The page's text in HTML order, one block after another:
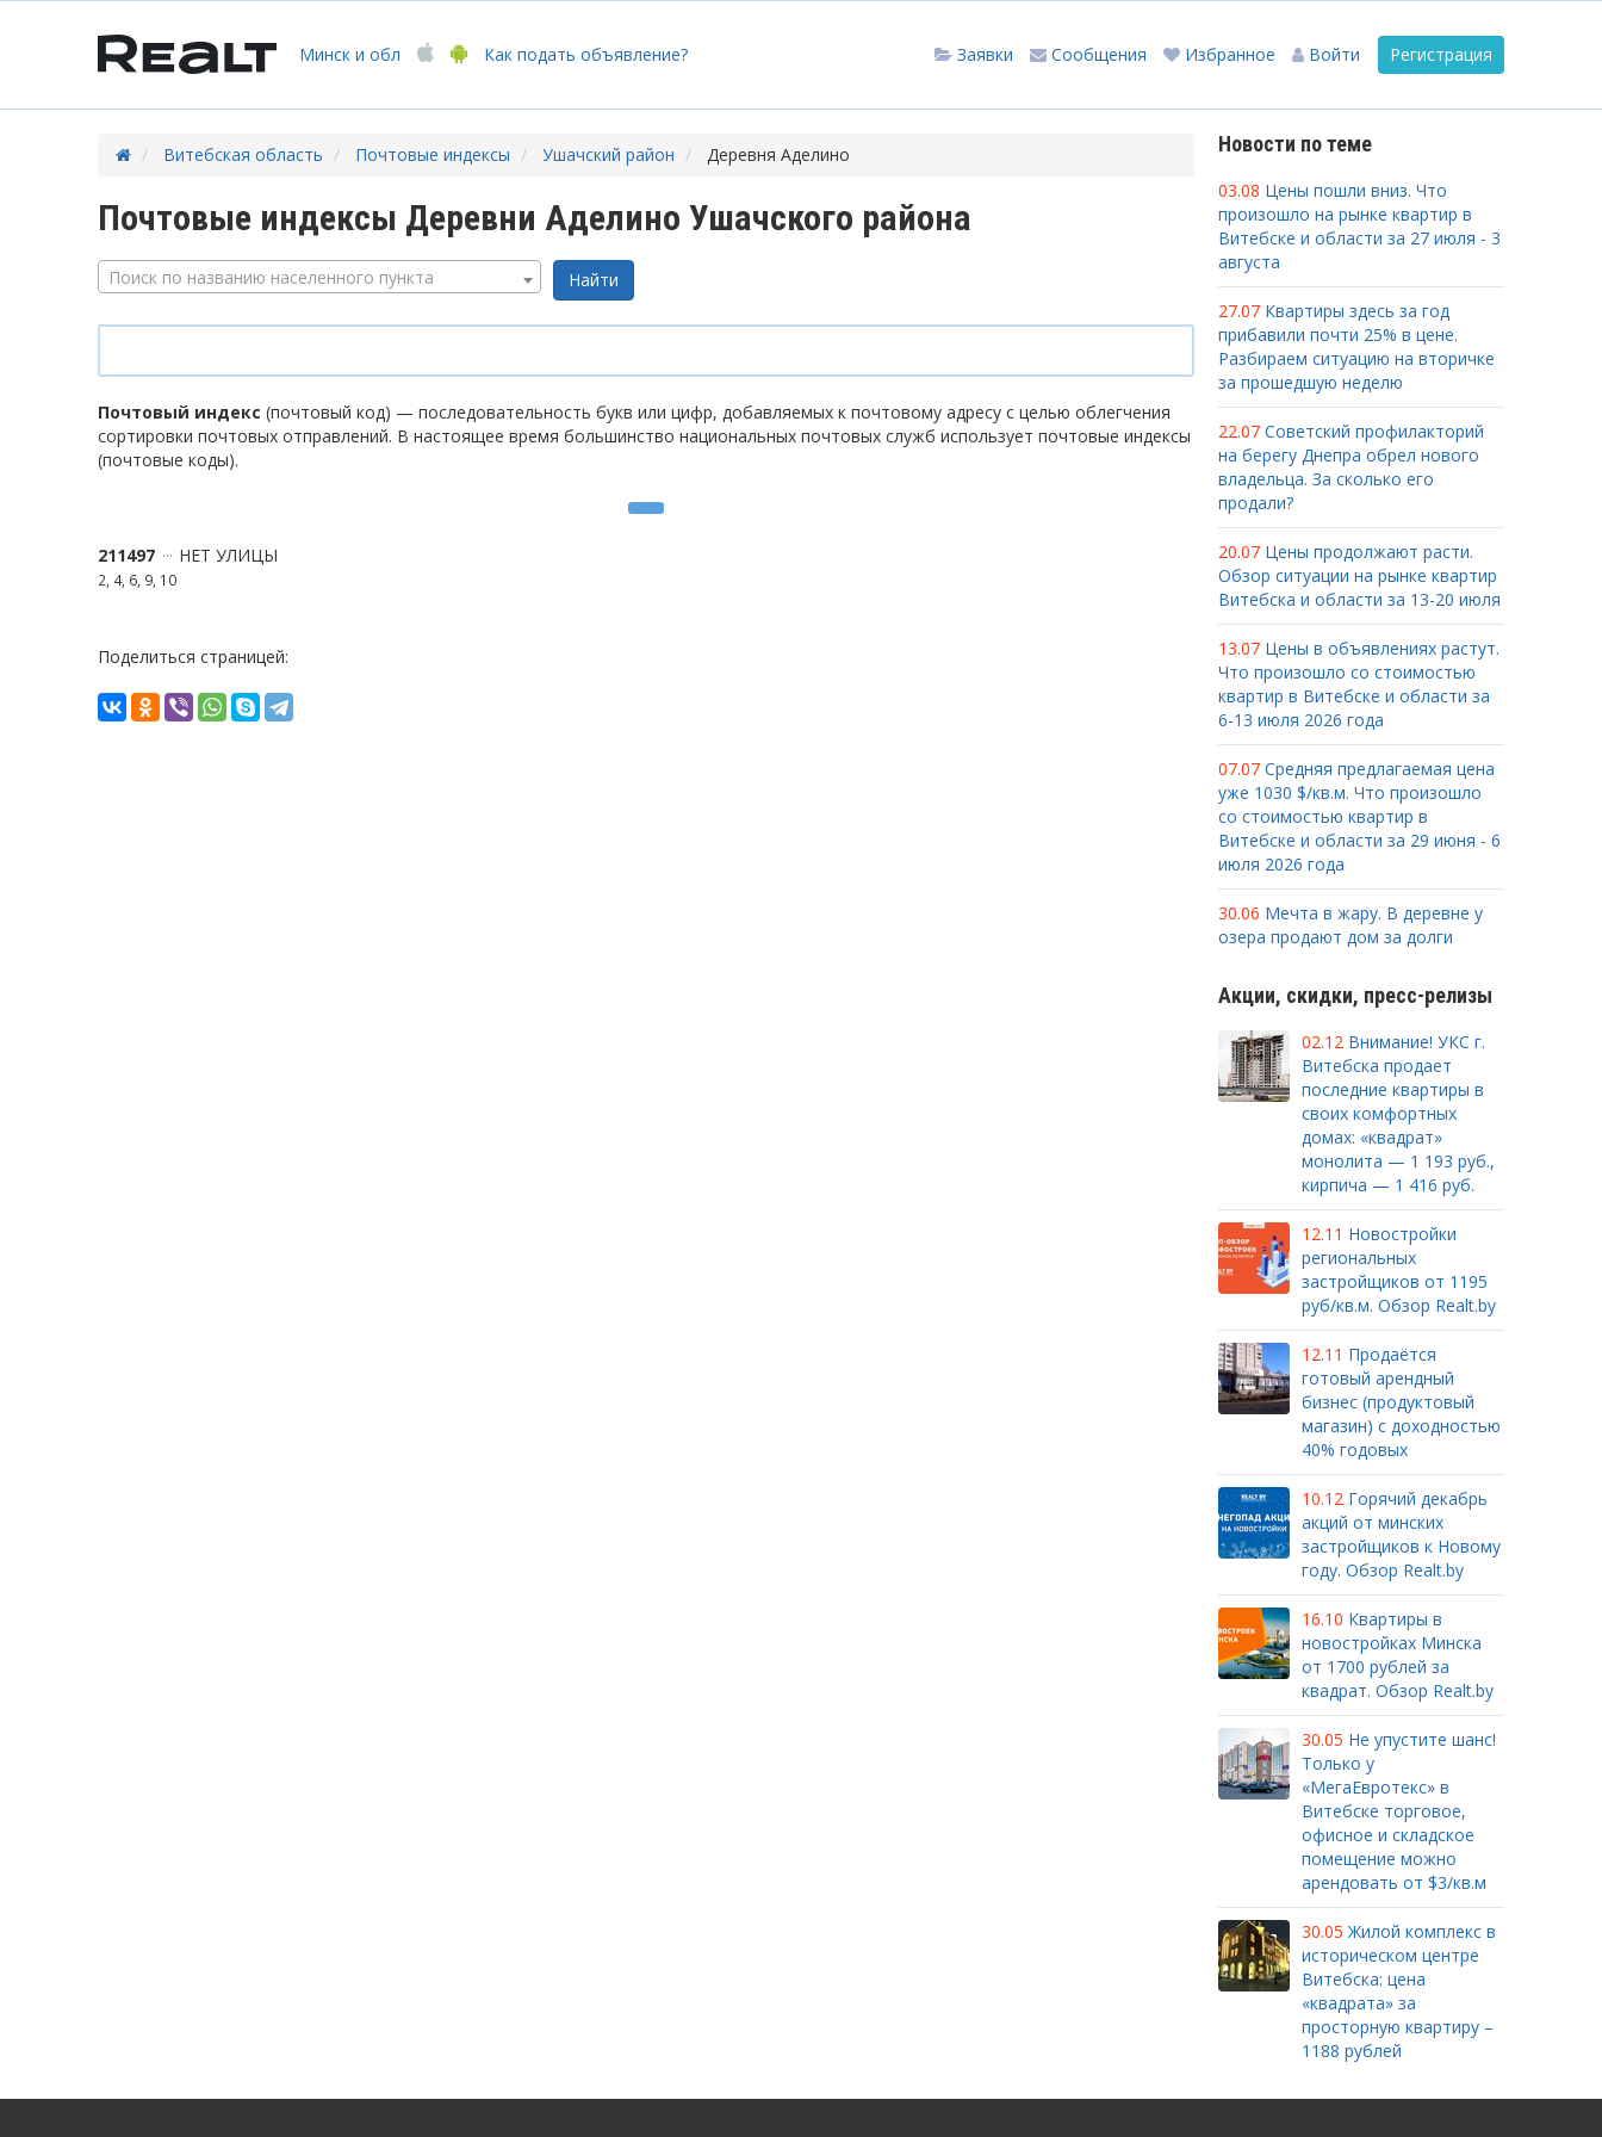
Минск и обл Как подать объявление? Регистрация
Войти
Избранное
Сообщения
Заявки
Витебская область Почтовые индексы Ушачский район Деревня Аделино
Почтовые индексы Деревни Аделино Ушачского района
Поиск по названию населенного пункта
Почтовый индекс (почтовый код) — последовательность букв или цифр, добавляемых к почтовому адресу с целью облегчения
сортировки почтовых отправлений. В настоящее время большинство национальных почтовых служб использует почтовые индексы
(почтовые коды).
211497 НЕТ УЛИЦЫ
2, 4, 6, 9, 10
Поделиться страницей:
Новости по теме
03.08 Цены пошли вниз. Что
произошло на рынке квартир в
Витебске и области за 27 июля - 3
августа
27.07 Квартиры здесь за год
прибавили почти 25% в цене.
Разбираем ситуацию на вторичке
за прошедшую неделю
22.07 Советский профилакторий
на берегу Днепра обрел нового
владельца. За сколько его
продали?
20.07 Цены продолжают расти.
Обзор ситуации на рынке квартир
Витебска и области за 13-20 июля
13.07 Цены в объявлениях растут.
Что произошло со стоимостью
квартир в Витебске и области за
6-13 июля 2026 года
07.07 Средняя предлагаемая цена
уже 1030 $/кв.м. Что произошло
со стоимостью квартир в
Витебске и области за 29 июня - 6
июля 2026 года
30.06 Мечта в жару. В деревне у
озера продают дом за долги
Акции, скидки, пресс-релизы
02.12 Внимание! УКС г.
Витебска продает
последние квартиры в
своих комфортных
домах: «квадрат»
монолита — 1 193 руб.,
кирпича — 1 416 руб.
12.11 Новостройки
региональных
застройщиков от 1195
руб/кв.м. Обзор Realt.by
12.11 Продаётся
готовый арендный
бизнес (продуктовый
магазин) с доходностью
40% годовых
10.12 Горячий декабрь
акций от минских
застройщиков к Новому
году. Обзор Realt.by
16.10 Квартиры в
новостройках Минска
от 1700 рублей за
квадрат. Обзор Realt.by
30.05 Не упустите шанс!
Только у
«МегаЕвротекс» в
Витебске торговое,
офисное и складское
помещение можно
арендовать от $3/кв.м
30.05 Жилой комплекс в
историческом центре
Витебска: цена
«квадрата» за
просторную квартиру –
1188 рублей